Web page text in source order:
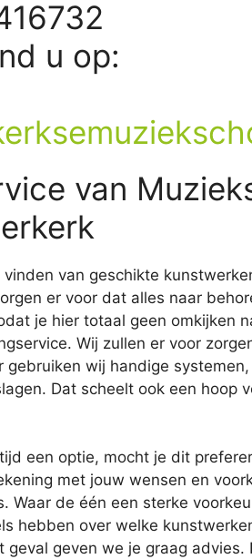
u op:
van
van geschikte
er voor dat alles naar
je hier totaal geen omkijken
Wij zullen er voor
wij handige
Dat scheelt ook een hoop
een optie, mocht je dit
met jouw wensen en
Waar de één een sterke
hebben over welke
geven we je graag advies.